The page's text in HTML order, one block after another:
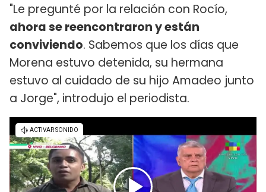
"Le pregunté por la relación con Rocío,
ahora se reencontraron y están
conviviendo. Sabemos que los días que
Morena estuvo detenida, su hermana
estuvo al cuidado de su hijo Amadeo junto
a Jorge", introdujo el periodista.